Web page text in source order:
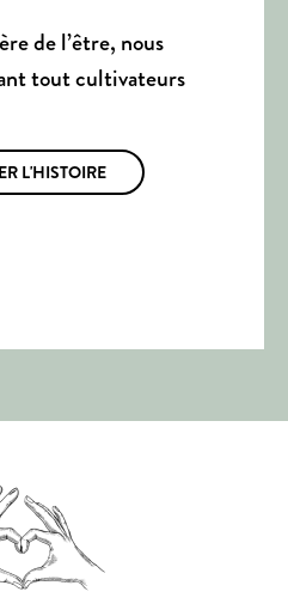
de l’être, nous
tout cultivateurs
L'HISTOIRE